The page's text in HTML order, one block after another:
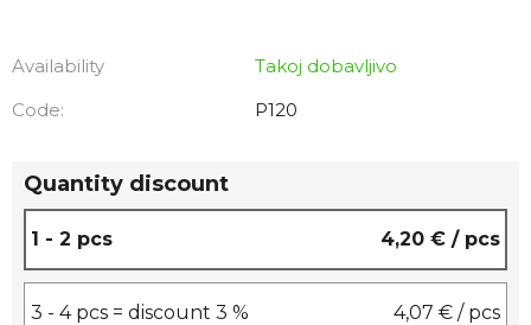
Availability
Takoj dobavljivo
Code:
P120
Quantity discount
1 - 2 pcs 4,20 € / pcs
3 - 4 pcs = discount 3 % 4,07 € / pcs